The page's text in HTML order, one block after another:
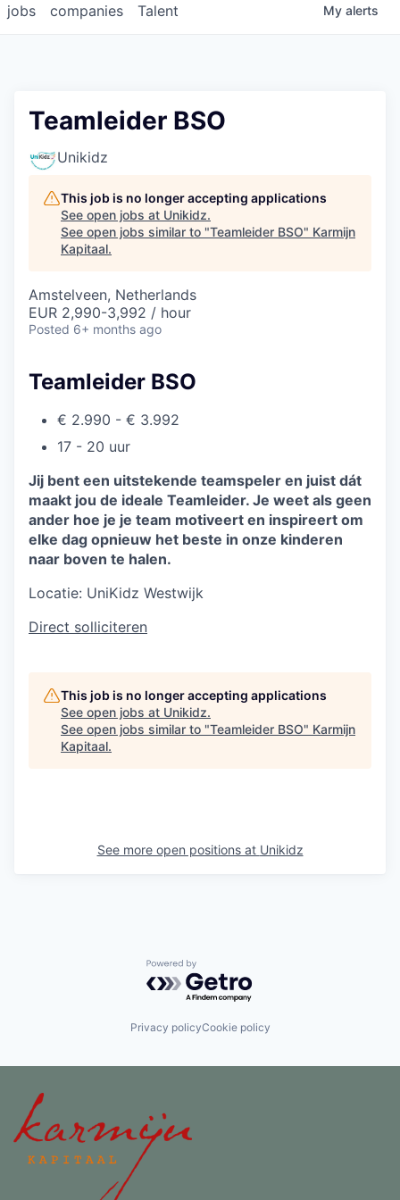
jobs companies Talent My alerts
Teamleider BSO
Unikidz
This job is no longer accepting applications
See open jobs at Unikidz.
See open jobs similar to "Teamleider BSO" Karmijn
Kapitaal.
Amstelveen, Netherlands
EUR 2,990-3,992 / hour
Posted 6+ months ago
Teamleider BSO
€ 2.990 - € 3.992
17 - 20 uur
Jij bent een uitstekende teamspeler en juist dát
maakt jou de ideale Teamleider. Je weet als geen
ander hoe je je team motiveert en inspireert om
elke dag opnieuw het beste in onze kinderen
naar boven te halen.
Locatie: UniKidz Westwijk
Direct solliciteren
This job is no longer accepting applications
See open jobs at Unikidz.
See open jobs similar to "Teamleider BSO" Karmijn
Kapitaal.
See more open positions at Unikidz
Powered by Getro.com
Privacy policyCookie policy